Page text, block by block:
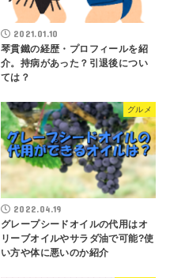
2021.01.10
琴貫鐵の経歴・プロフィールを紹
介。持病があった？引退後につい
ては？
グルメ
2022.04.19
グレープシードオイルの代用はオ
リーブオイルやサラダ油で可能?使
い方や体に悪いのか紹介